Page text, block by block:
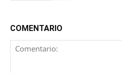
COMENTARIO